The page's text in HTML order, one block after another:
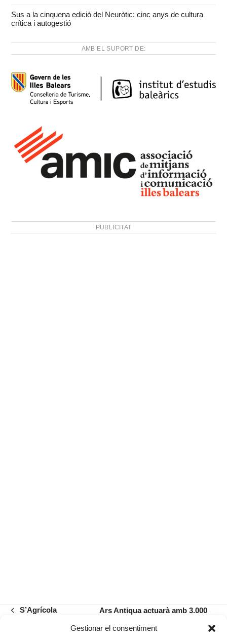
Gestionar el consentiment
Sus a la cinquena edició del Neuròtic: cinc anys de cultura
crítica i autogestió
AMB EL SUPORT DE:
PUBLICITAT
previous
S’Agrícola
next
Ars Antiqua actuarà amb 3.000
del Royal Albert Hall de Londres